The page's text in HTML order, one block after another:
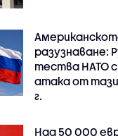
разузнаване:
тества НАТО
атака от
г.
Над 50 000